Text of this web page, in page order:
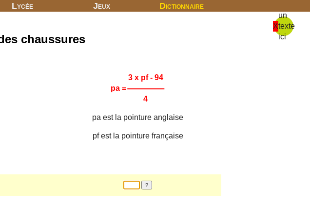
Lycée Jeux Dictionnaire
X
un
texte
ici
chaussures
pa=
3 x pf - 94
4
pa est la pointure anglaise
pf est la pointure française